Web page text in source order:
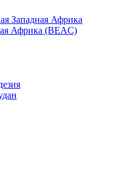
Западная Африка
Африка (BEAC)